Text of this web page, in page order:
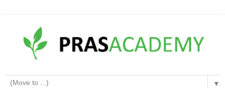
▼